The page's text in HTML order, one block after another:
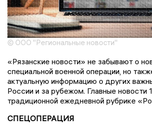
© ООО "Региональные новости"
«Рязанские новости» не забывают о
специальной военной операции, но
актуальную информацию о других
России и за рубежом. Главные новости
традиционной ежедневной рубрике
СПЕЦОПЕРАЦИЯ